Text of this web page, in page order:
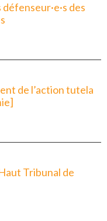
des
de l’action tutela
Tribunal de